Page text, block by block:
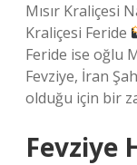
Mısır Kraliçesi
Kraliçesi Feride
Feride ise oğlu
Fevziye, İran
olduğu için bir
Fevziye